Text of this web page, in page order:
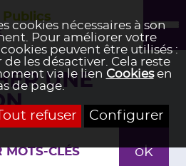
cookies nécessaires à son
Pour améliorer votre
peuvent être utilisés :
les désactiver. Cela reste
via le lien Cookiesen
de page.
Tout refuser Configurer
Publics
UNE